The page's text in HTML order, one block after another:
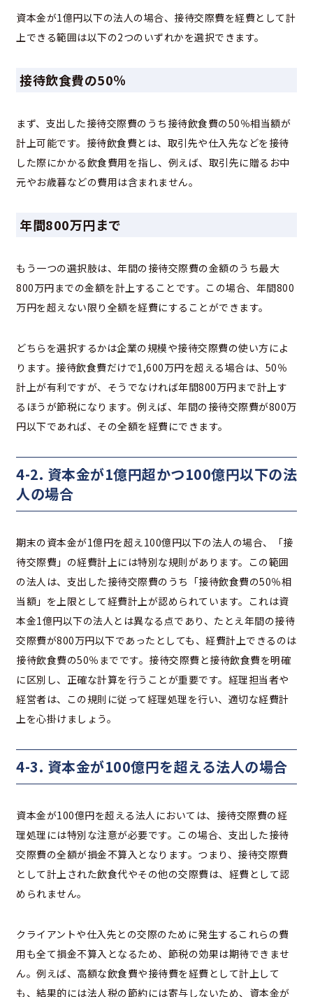
資本金が1億円以下の法人の場合、接待交際費を経費として計
上できる範囲は以下の2つのいずれかを選択できます。
接待飲食費の50％
まず、支出した接待交際費のうち接待飲食費の50％相当額が
計上可能です。接待飲食費とは、取引先や仕入先などを接待
した際にかかる飲食費用を指し、例えば、取引先に贈るお中
元やお歳暮などの費用は含まれません。
年間800万円まで
もう一つの選択肢は、年間の接待交際費の金額のうち最大
800万円までの金額を計上することです。この場合、年間800
万円を超えない限り全額を経費にすることができます。
どちらを選択するかは企業の規模や接待交際費の使い方によ
ります。接待飲食費だけで1,600万円を超える場合は、50％
計上が有利ですが、そうでなければ年間800万円まで計上す
るほうが節税になります。例えば、年間の接待交際費が800万
円以下であれば、その全額を経費にできます。
4-2. 資本金が1億円超かつ100億円以下の法
人の場合
期末の資本金が1億円を超え100億円以下の法人の場合、「接
待交際費」の経費計上には特別な規則があります。この範囲
の法人は、支出した接待交際費のうち「接待飲食費の50％相
当額」を上限として経費計上が認められています。これは資
本金1億円以下の法人とは異なる点であり、たとえ年間の接待
交際費が800万円以下であったとしても、経費計上できるのは
接待飲食費の50％までです。接待交際費と接待飲食費を明確
に区別し、正確な計算を行うことが重要です。経理担当者や
経営者は、この規則に従って経理処理を行い、適切な経費計
上を心掛けましょう。
4-3. 資本金が100億円を超える法人の場合
資本金が100億円を超える法人においては、接待交際費の経
理処理には特別な注意が必要です。この場合、支出した接待
交際費の全額が損金不算入となります。つまり、接待交際費
として計上された飲食代やその他の交際費は、経費として認
められません。
クライアントや仕入先との交際のために発生するこれらの費
用も全て損金不算入となるため、節税の効果は期待できませ
ん。例えば、高額な飲食費や接待費を経費として計上して
も、結果的には法人税の節約には寄与しないため、資本金が